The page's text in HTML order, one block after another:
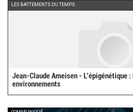
LES BATTEMENTS DU TEMPS
Jean-Claude Ameisen - L’épigénétique
environnements